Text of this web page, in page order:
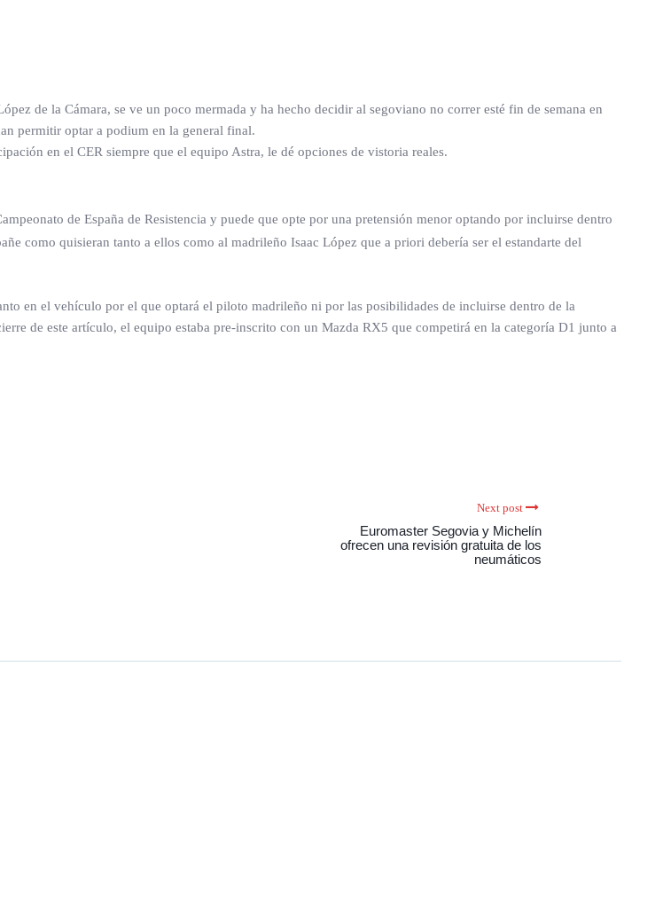
de la Cámara, se ve un poco mermada y ha hecho decidir al segoviano no correr esté fin de semana en
permitir optar a podium en la general final.
en el CER siempre que el equipo Astra, le dé opciones de vistoria reales.
de España de Resistencia y puede que opte por una pretensión menor optando por incluirse dentro
como quisieran tanto a ellos como al madrileño Isaac López que a priori debería ser el estandarte del
en el vehículo por el que optará el piloto madrileño ni por las posibilidades de incluirse dentro de la
de este artículo, el equipo estaba pre-inscrito con un Mazda RX5 que competirá en la categoría D1 junto a
Next post
Euromaster Segovia y Michelín
ofrecen una revisión gratuita de los
neumáticos